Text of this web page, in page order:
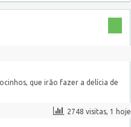
que irão fazer a delícia de
2748 visitas, 1 hoje